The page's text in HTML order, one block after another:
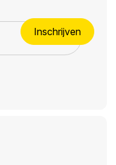
Inschrijven